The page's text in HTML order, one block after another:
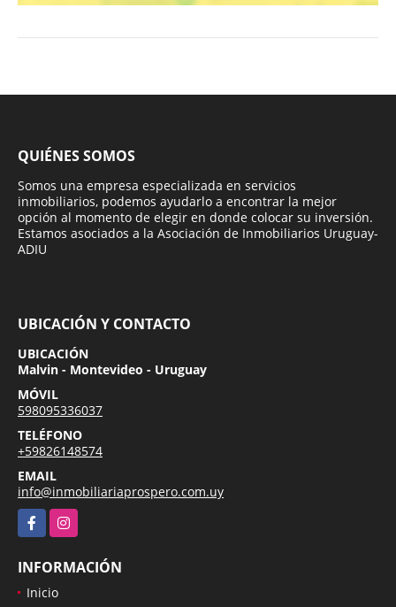
QUIÉNES SOMOS
Somos una empresa especializada en servicios
inmobiliarios, podemos ayudarlo a encontrar la mejor
opción al momento de elegir en donde colocar su inversión.
Estamos asociados a la Asociación de Inmobiliarios Uruguay-
ADIU
UBICACIÓN Y CONTACTO
UBICACIÓN
Malvin - Montevideo - Uruguay
MÓVIL
598095336037
TELÉFONO
+59826148574
EMAIL
info@inmobiliariaprospero.com.uy
FacebookInstagram
INFORMACIÓN
Inicio